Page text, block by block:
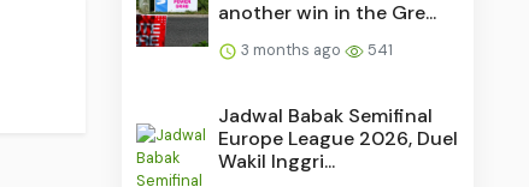
another win in the Gre...
3 months ago 541
Jadwal Babak Semifinal
Europe League 2026, Duel
Wakil Inggri...